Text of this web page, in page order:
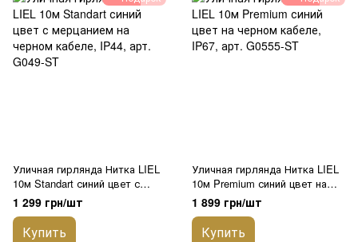
Уличная гирлянда Нитка LIEL
10м Standart синий цвет с
мерцанием на черном кабеле,
IP44, арт. G049-ST
1 299 грн/шт
Купить
Уличная гирлянда Нитка LIEL
10м Premium синий цвет на
черном кабеле, IP67, арт.
G0555-ST
1 899 грн/шт
Купить